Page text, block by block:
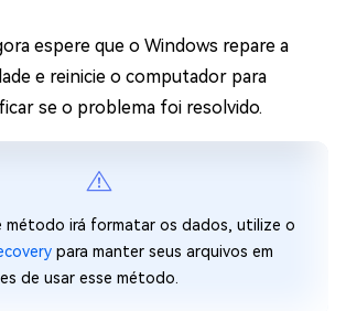
espere que o Windows repare a
e reinicie o computador para
se o problema foi resolvido.
método irá formatar os dados, utilize o
para manter seus arquivos em
de usar esse método.